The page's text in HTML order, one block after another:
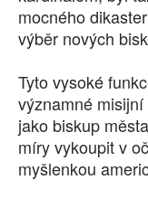
mocného
výběr nových
Tyto vysoké
významné
jako biskup
míry vykoupit v
myšlenkou